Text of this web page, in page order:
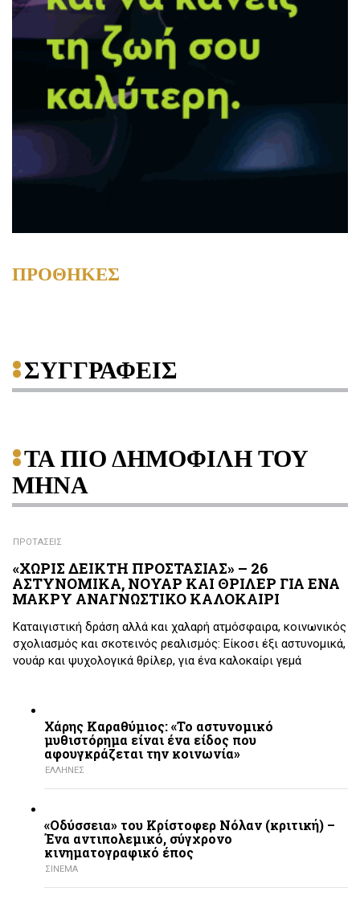
ΠΡΟΘΗΚΕΣ
ΣΥΓΓΡΑΦΕΙΣ
ΤΑ ΠΙΟ ΔΗΜΟΦΙΛΗ ΤΟΥ
ΜΗΝΑ
ΠΡΟΤΑΣΕΙΣ
«ΧΩΡΙΣ ΔΕΙΚΤΗ ΠΡΟΣΤΑΣΙΑΣ» – 26
ΑΣΤΥΝΟΜΙΚΑ, ΝΟΥΑΡ ΚΑΙ ΘΡΙΛΕΡ ΓΙΑ ΕΝΑ
ΜΑΚΡΥ ΑΝΑΓΝΩΣΤΙΚΟ ΚΑΛΟΚΑΙΡΙ
Καταιγιστική δράση αλλά και χαλαρή ατμόσφαιρα, κοινωνικός
σχολιασμός και σκοτεινός ρεαλισμός: Είκοσι έξι αστυνομικά,
νουάρ και ψυχολογικά θρίλερ, για ένα καλοκαίρι γεμά
Χάρης Καραθύμιος: «Το αστυνομικό
μυθιστόρημα είναι ένα είδος που
αφουγκράζεται την κοινωνία»
ΕΛΛΗΝΕΣ
«Οδύσσεια» του Κρίστοφερ Νόλαν (κριτική) –
Ένα αντιπολεμικό, σύγχρονο
κινηματογραφικό έπος
ΣΙΝΕΜΑ